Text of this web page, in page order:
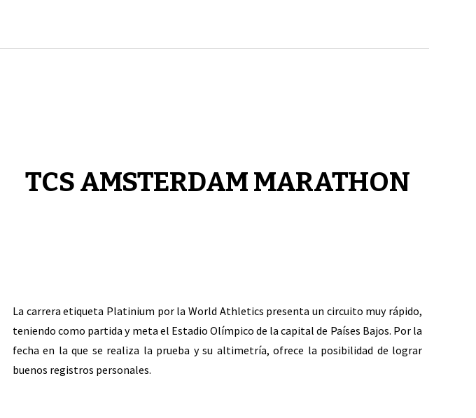
TCS AMSTERDAM MARATHON
La carrera etiqueta Platinium por la World Athletics presenta un circuito muy rápido,
teniendo como partida y meta el Estadio Olímpico de la capital de Países Bajos. Por la
fecha en la que se realiza la prueba y su altimetría, ofrece la posibilidad de lograr
buenos registros personales.